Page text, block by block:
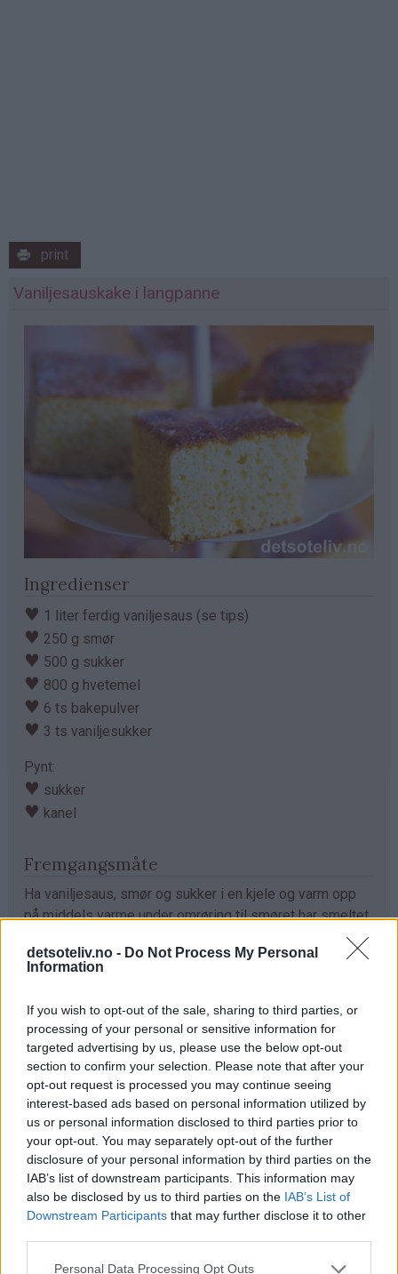
detsoteliv.no - Do Not Process My Personal
Information
If you wish to opt-out of the sale, sharing to third parties, or
processing of your personal or sensitive information for
targeted advertising by us, please use the below opt-out
section to confirm your selection. Please note that after your
opt-out request is processed you may continue seeing
interest-based ads based on personal information utilized by
us or personal information disclosed to third parties prior to
your opt-out. You may separately opt-out of the further
disclosure of your personal information by third parties on the
IAB’s list of downstream participants. This information may
also be disclosed by us to third parties on the IAB’s List of
Downstream Participants that may further disclose it to other
Personal Data Processing Opt Outs
print
Vaniljesauskake i langpanne
Ingredienser
♥ 1 liter ferdig vaniljesaus (se tips)
♥ 250 g smør
♥ 500 g sukker
♥ 800 g hvetemel
♥ 6 ts bakepulver
♥ 3 ts vaniljesukker
Pynt:
♥ sukker
♥ kanel
Fremgangsmåte
Ha vaniljesaus, smør og sukker i en kjele og varm opp
på middels varme under omrøring til smøret har smeltet
Sikt sammen de tørre ingrediensene i en stor bakebolle.
klumpfri (jeg bruker en ballongvisp, se tips).
Hell deigen i en stor, bakepapirkledd langpanne (ca. 30 x
40 cm). Strø over rikelig med sukker og kanel. Stek
kaken midt i ovnen ved 175°C i 40 minutter. Avkjøl kaken
i formen. Del kaken i firkanter og løft kakestykkene ut av
formen med en stekespade (se tips).
Tips